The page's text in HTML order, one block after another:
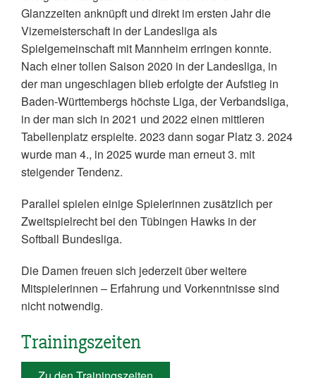
Glanzzeiten anknüpft und direkt im ersten Jahr die
Vizemeisterschaft in der Landesliga als
Spielgemeinschaft mit Mannheim erringen konnte.
Nach einer tollen Saison 2020 in der Landesliga, in
der man ungeschlagen blieb erfolgte der Aufstieg in
Baden-Württembergs höchste Liga, der Verbandsliga,
in der man sich in 2021 und 2022 einen mittleren
Tabellenplatz erspielte. 2023 dann sogar Platz 3. 2024
wurde man 4., in 2025 wurde man erneut 3. mit
steigender Tendenz.
Parallel spielen einige Spielerinnen zusätzlich per
Zweitspielrecht bei den Tübingen Hawks in der
Softball Bundesliga.
Die Damen freuen sich jederzeit über weitere
Mitspielerinnen – Erfahrung und Vorkenntnisse sind
nicht notwendig.
Trainingszeiten